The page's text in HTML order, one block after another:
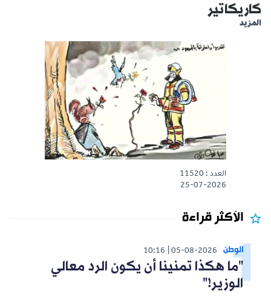
كاريكاتير
المزيد
العدد : 11520
25-07-2026
الأكثر قراءة
الوطن 05-08-2026
10:16
"ما هكذا تمنينا أن يكون الرد معالي
الوزير!"